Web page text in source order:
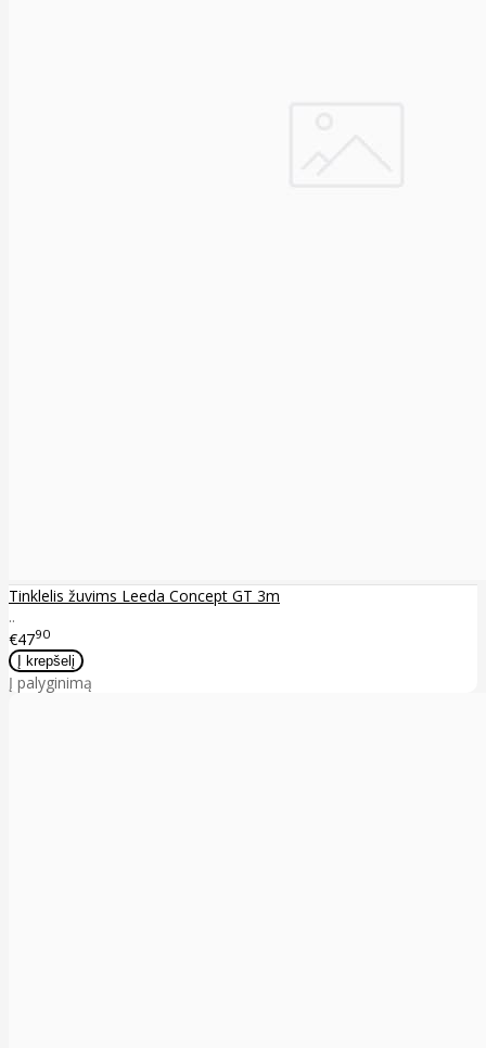
Tinklelis žuvims Leeda Concept GT 3m
..
€4790
Į palyginimą